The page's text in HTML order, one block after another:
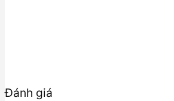
Đánh giá